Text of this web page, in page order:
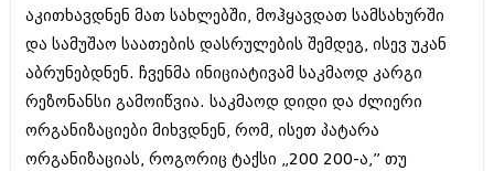
აგვისტო 2017 (212)
ივლისი 2017 (233)
ივნისი 2017 (265)
მაისი 2017 (216)
აპრილი 2017 (220)
მარტი 2017 (212)
იანვარი 2017 (246)
აკითხავდნენ მათ სახლებში, მოჰყავდათ სამსახურში
და სამუშაო საათების დასრულების შემდეგ, ისევ უკან
აბრუნებდნენ. ჩვენმა ინიციატივამ საკმაოდ კარგი
რეზონანსი გამოიწვია. საკმაოდ დიდი და ძლიერი
ორგანიზაციები მიხვდნენ, რომ, ისეთ პატარა
ორგანიზაციას, როგორიც ტაქსი „200 200-ა,” თუ